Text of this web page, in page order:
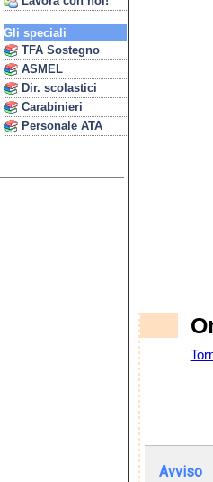
Gli speciali
TFA Sostegno
ASMEL
Dir. scolastici
Carabinieri
Personale ATA
Avviso